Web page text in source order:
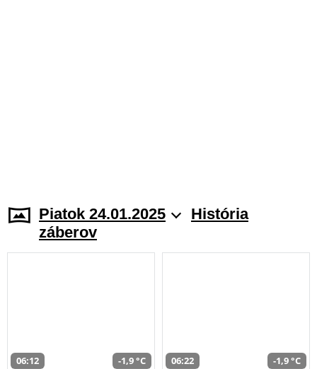
Piatok 24.01.2025
História
záberov
06:12 -1,9 °C 06:22 -1,9 °C